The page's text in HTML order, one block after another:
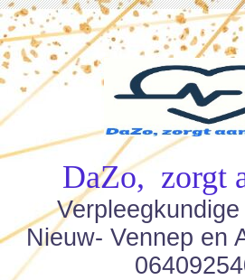
DaZo, zorgt
Nieuw- Vennep en